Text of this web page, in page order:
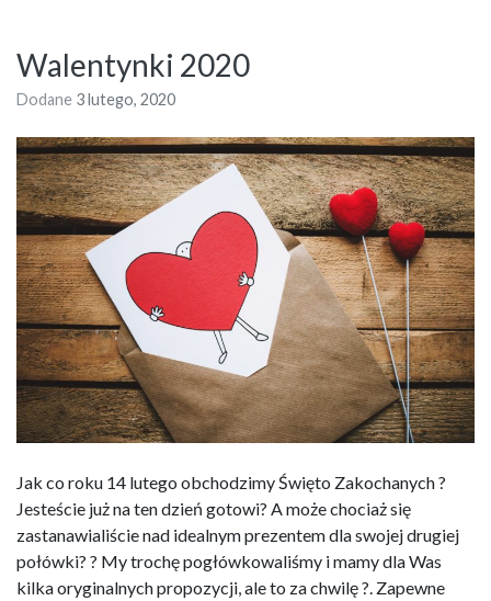
Walentynki 2020
Dodane 3 lutego, 2020
Jak co roku 14 lutego obchodzimy Święto Zakochanych ?
Jesteście już na ten dzień gotowi? A może chociaż się
zastanawialiście nad idealnym prezentem dla swojej drugiej
połówki? ? My trochę pogłówkowaliśmy i mamy dla Was
kilka oryginalnych propozycji, ale to za chwilę ?. Zapewne